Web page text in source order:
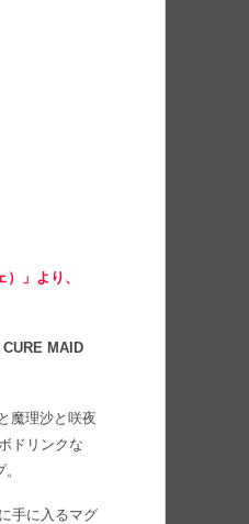
」より、
MAID
魔理沙と咲夜
ドリンクな
手に入るマグ